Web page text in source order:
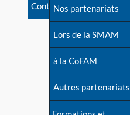
Contact
S'inscrire à
Nos partenariats
Lors de la SMAM
à la CoFAM
Autres partenariats